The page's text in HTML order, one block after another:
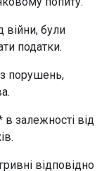
війни, були
податки.
порушень,
в залежності від
відповідно